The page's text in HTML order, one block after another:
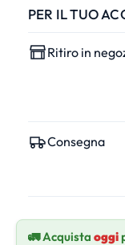
PER IL TUO
Ritiro in
Consegna
🚛 Acquista oggi